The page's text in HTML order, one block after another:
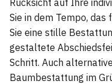
Rücksicht auf Ihre
Sie in dem Tempo, das
Sie eine stille
gestaltete
Schritt. Auch
Baumbestattung im